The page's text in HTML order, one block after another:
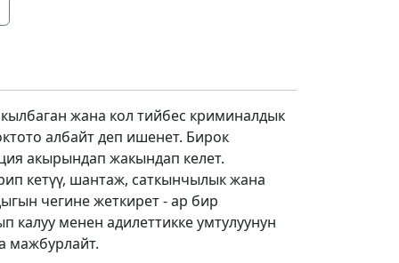
жана кол тийбес криминалдык
албайт деп ишенет. Бирок
акырындап жакындап келет.
кетүү, шантаж, саткынчылык жана
чегине жеткирет - ар бир
калуу менен адилеттикке умтулуунун
мажбурлайт.